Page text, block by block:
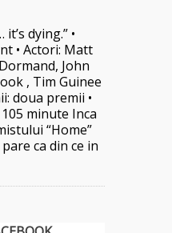
dying.” •
• Actori: Matt
John
, Tim Guinee
doua premii •
minute Inca
“Home”
ca din ce in